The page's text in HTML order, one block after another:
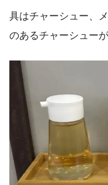
具はチャーシュー、
のあるチャーシュー